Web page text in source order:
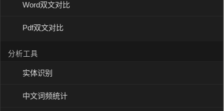
Word双文对比
Pdf双文对比
分析工具
实体识别
中文词频统计